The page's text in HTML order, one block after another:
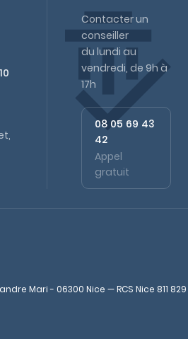
Contacter un
conseiller
du lundi au
vendredi, de 9h à
17h
08 05 69 43
42
Appel
gratuit
Mari - 06300 Nice — RCS Nice 811